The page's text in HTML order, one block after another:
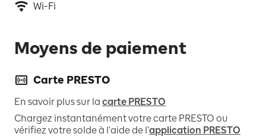
Wi-Fi
Moyens de paiement
Carte PRESTO
En savoir plus sur la carte PRESTO
Chargez instantanément votre carte PRESTO ou
vérifiez votre solde à l'aide de l'application PRESTO